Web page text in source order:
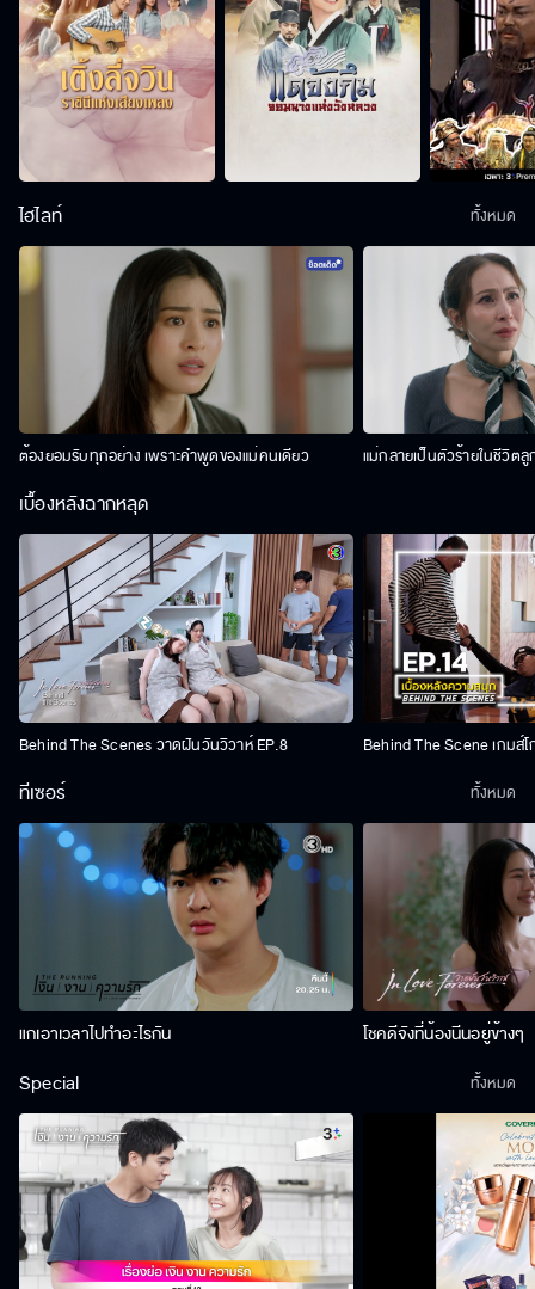
ไฮไลท์
ต้องยอมรับทุกอย่าง เพราะคำพูดของแม่คนเดียว แม่กลายเป็นตัวร้ายในชีวิตลู
ทั้งหมด
เบื้องหลังฉากหลุด
Behind The Scenes วาดฝันวันวิวาห์ EP.8 Behind The Scene เกมส์
ทีเซอร์
แกเอาเวลาไปทำอะไรกัน โชคดีจังที่น้องนีนอยู่ข้างๆ
ทั้งหมด
Special ทั้งหมด